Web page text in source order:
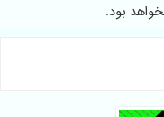
بود.